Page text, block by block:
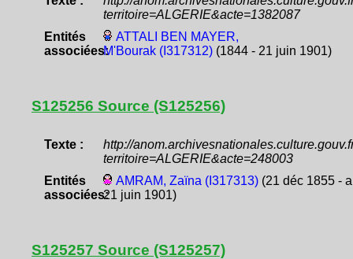
territoire=ALGERIE&acte=1382087
Entités
associées:
ATTALI BEN MAYER,
M'Bourak (I317312)(1844 - 21 juin 1901)
S125256 Source (S125256)
Texte :
http://
territoire=ALGERIE&acte=248003
Entités
associées:
AMRAM, Zaïna (I317313)(21 déc 1855 -
21 juin 1901)
S125257 Source (S125257)